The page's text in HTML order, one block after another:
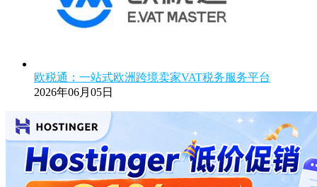
欧税通：一站式欧洲跨境卖家VAT税务服务平台
2026年06月05日